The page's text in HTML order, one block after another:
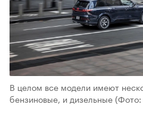
В целом все модели имеют
бензиновые, и дизельные(Фото: